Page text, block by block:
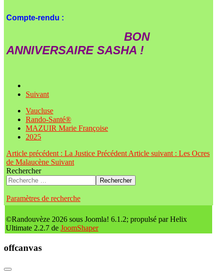
Compte-rendu :
BON
ANNIVERSAIRE SASHA !
Suivant
Vaucluse
Rando-Santé®
MAZUIR Marie Françoise
2025
Article précédent : La Justice Précédent Article suivant : Les Ocres
de Malaucène Suivant
Rechercher
Rechercher
Paramètres de recherche
©Randouvèze 2026 sous Joomla! 6.1.2; propulsé par Helix
Ultimate 2.2.7 de JoomShaper
offcanvas